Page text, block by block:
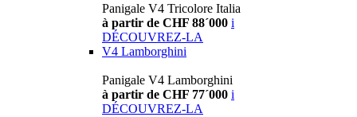
Panigale V4 Tricolore Italia
à partir de CHF 88´000 i
DÉCOUVREZ-LA
V4 Lamborghini
Panigale V4 Lamborghini
à partir de CHF 77´000 i
DÉCOUVREZ-LA